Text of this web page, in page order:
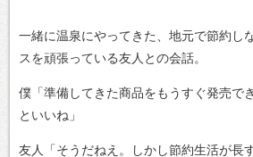
一緒に温泉にやってきた、地元で節約し
スを頑張っている友人との会話。
僕「準備してきた商品をもうすぐ発売で
といいね」
友人「そうだねえ。しかし節約生活が長